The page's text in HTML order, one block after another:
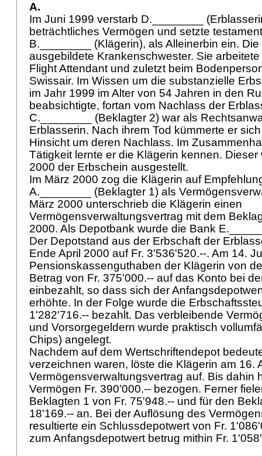
A.
Im Juni 1999 verstarb D.________
beträchtliches Vermögen und setzte
B.________ (Klägerin), als Alleinerbin ein.
ausgebildete Krankenschwester. Sie
Flight Attendant und zuletzt beim
Swissair. Im Wissen um die substanzielle
im Jahr 1999 im Alter von 54 Jahren in den
beabsichtigte, fortan vom Nachlass der
C.________ (Beklagter 2) war als
Erblasserin. Nach ihrem Tod kümmerte er
Hinsicht um deren Nachlass. Im
Tätigkeit lernte er die Klägerin kennen.
2000 der Erbschein ausgestellt.
Im März 2000 zog die Klägerin auf
A.________ (Beklagter 1) als
März 2000 unterschrieb die Klägerin einen
Vermögensverwaltungsvertrag mit dem
2000. Als Depotbank wurde die Bank
Der Depotstand aus der Erbschaft der
Ende April 2000 auf Fr. 3'536'520.--. Am 14.
Pensionskassenguthaben der Klägerin von
Betrag von Fr. 375'000.-- auf das Konto bei
einbezahlt, so dass sich der
erhöhte. In der Folge wurde die
1'282'716.-- bezahlt. Das verbleibende
und Vorsorgegeldern wurde praktisch
Chips) angelegt.
Nachdem auf dem Wertschriftendepot
verzeichnen waren, löste die Klägerin am 16.
Vermögensverwaltungsvertrag auf. Bis dahin
Vermögen Fr. 390'000.-- bezogen. Ferner
Beklagten 1 von Fr. 75'948.-- und für den
18'169.-- an. Bei der Auflösung des
resultierte ein Schlussdepotwert von Fr.
zum Anfangsdepotwert betrug mithin Fr.